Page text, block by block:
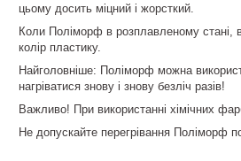
цьому досить міцний і жорсткий.
Коли Поліморф в розплавленому стані,
колір пластику.
Найголовніше: Поліморф можна
нагріватися знову і знову безліч разів!
Важливо! При використанні хімічних
Не допускайте перегрівання Поліморф